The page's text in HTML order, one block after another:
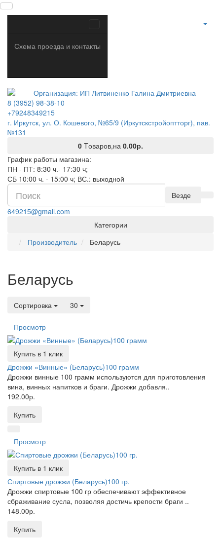
Схема проезда и контакты
8 (3952) 98-38-10
+79248349215
г. Иркутск, ул. О. Кошевого, №65/9 (Иркутскстройоптторг), пав.
№131
0 Tоваров,на 0.00р.
График работы магазина:
ПН - ПТ: 8:30 ч.- 17:30 ч;
СБ 10:00 ч. - 15:00 ч; ВС.: выходной
Везде
649215@gmail.com
Категории
Производитель
Беларусь
Беларусь
Сортировка 30
Просмотр
Купить в 1 клик
Дрожжи «Винные» (Беларусь)100 грамм
Дрожжи винные 100 грамм используются для приготовления
вина, винных напитков и браги. Дрожжи добавля..
192.00р.
Купить
Просмотр
Купить в 1 клик
Спиртовые дрожжи (Беларусь)100 гр.
Дрожжи спиртовые 100 гр обеспечивают эффективное
сбраживание сусла, позволяя достичь крепости браги ..
148.00р.
Купить